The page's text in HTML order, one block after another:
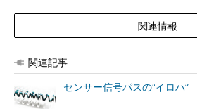
関連情報
関連記事
センサー信号パスの“イロハ”